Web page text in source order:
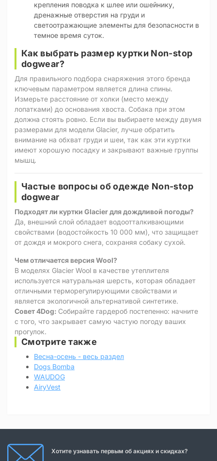
крепления поводка к шлее или ошейнику,
дренажные отверстия на груди и
светоотражающие элементы для безопасности в
темное время суток.
Как выбрать размер куртки Non-stop
dogwear?
Для правильного подбора снаряжения этого бренда
ключевым параметром является длина спины.
Измерьте расстояние от холки (место между
лопатками) до основания хвоста. Собака при этом
должна стоять ровно. Если вы выбираете между двумя
размерами для модели Glacier, лучше обратить
внимание на обхват груди и шеи, так как эти куртки
имеют хорошую посадку и закрывают важные группы
мышц.
Частые вопросы об одежде Non-stop
dogwear
Подходят ли куртки Glacier для дождливой погоды?
Да, внешний слой обладает водоотталкивающими
свойствами (водостойкость 10 000 мм), что защищает
от дождя и мокрого снега, сохраняя собаку сухой.
Чем отличается версия Wool?
В моделях Glacier Wool в качестве утеплителя
используется натуральная шерсть, которая обладает
отличными терморегулирующими свойствами и
является экологичной альтернативой синтетике.
Совет 4Dog: Собирайте гардероб постепенно: начните
с того, что закрывает самую частую погоду ваших
прогулок.
Смотрите также
Весна-осень - весь раздел
Dogs Bomba
WAUDOG
AiryVest
Хотите узнавать первым об акциях и скидках?